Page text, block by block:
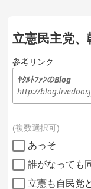
立憲民主党
参考リンク
ﾔｸﾙﾄﾌｧﾝのBlog
http://
複数選択可
あっそ
誰がなっても
立憲も自民党